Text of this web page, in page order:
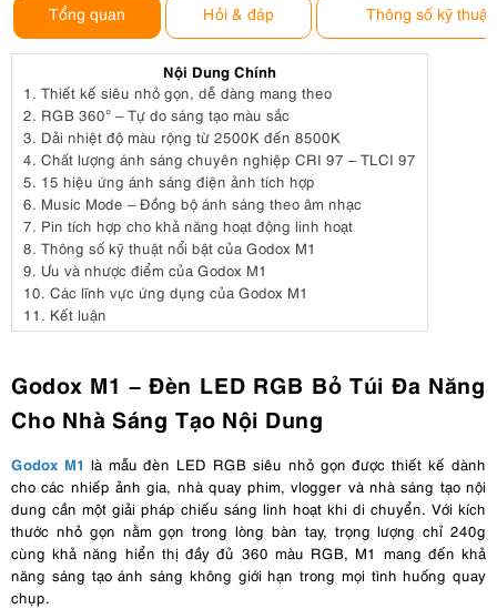
Tổng quan Hỏi & đáp Thông số kỹ thuật
Nội Dung Chính
1. Thiết kế siêu nhỏ gọn, dễ dàng mang theo
2. RGB 360° – Tự do sáng tạo màu sắc
3. Dải nhiệt độ màu rộng từ 2500K đến 8500K
4. Chất lượng ánh sáng chuyên nghiệp CRI 97 – TLCI 97
5. 15 hiệu ứng ánh sáng điện ảnh tích hợp
6. Music Mode – Đồng bộ ánh sáng theo âm nhạc
7. Pin tích hợp cho khả năng hoạt động linh hoạt
8. Thông số kỹ thuật nổi bật của Godox M1
9. Ưu và nhược điểm của Godox M1
10. Các lĩnh vực ứng dụng của Godox M1
11. Kết luận
Godox M1 – Đèn LED RGB Bỏ Túi Đa Năng
Cho Nhà Sáng Tạo Nội Dung
Godox M1 là mẫu đèn LED RGB siêu nhỏ gọn được thiết kế dành
cho các nhiếp ảnh gia, nhà quay phim, vlogger và nhà sáng tạo nội
dung cần một giải pháp chiếu sáng linh hoạt khi di chuyển. Với kích
thước nhỏ gọn nằm gọn trong lòng bàn tay, trọng lượng chỉ 240g
cùng khả năng hiển thị đầy đủ 360 màu RGB, M1 mang đến khả
năng sáng tạo ánh sáng không giới hạn trong mọi tình huống quay
chụp.